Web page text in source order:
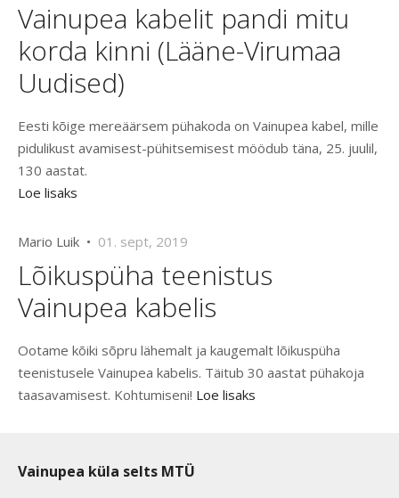
Vainupea kabelit pandi mitu
korda kinni (Lääne-Virumaa
Uudised)
Eesti kõige mereäärsem pühakoda on Vainupea kabel, mille
pidulikust avamisest-pühitsemisest möödub täna, 25. juulil,
130 aastat.
Loe lisaks
Mario Luik • 01. sept, 2019
Lõikuspüha teenistus
Vainupea kabelis
Ootame kõiki sõpru lähemalt ja kaugemalt lõikuspüha
teenistusele Vainupea kabelis. Täitub 30 aastat pühakoja
taasavamisest. Kohtumiseni! Loe lisaks
Vainupea küla selts MTÜ